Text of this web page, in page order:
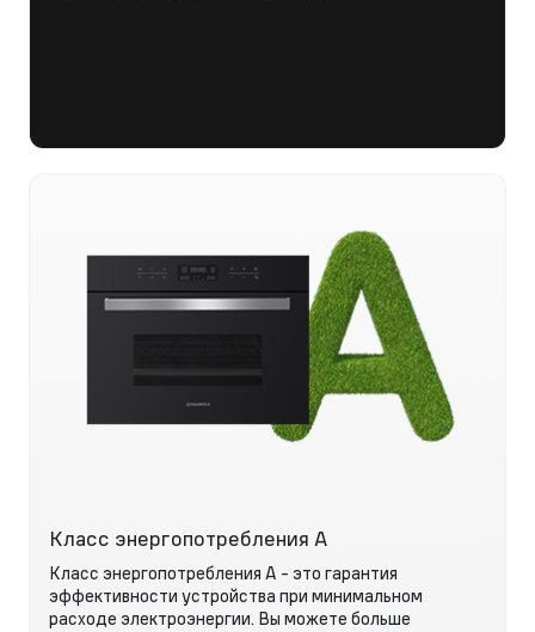
Класс энергопотребления А
Класс энергопотребления А - это гарантия
эффективности устройства при минимальном
расходе электроэнергии. Вы можете больше